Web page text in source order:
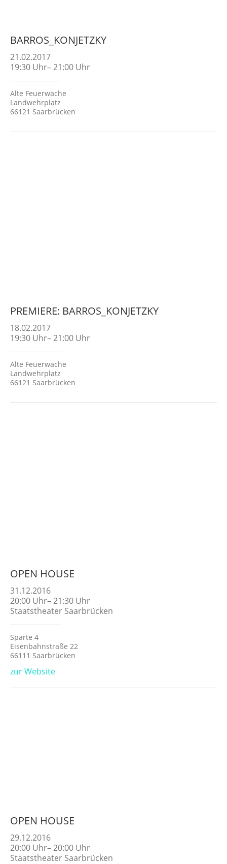
BARROS_KONJETZKY
21.02.2017
19:30 Uhr–21:00 Uhr
Alte Feuerwache
Landwehrplatz
66121 Saarbrücken
PREMIERE: BARROS_KONJETZKY
18.02.2017
19:30 Uhr–21:00 Uhr
Alte Feuerwache
Landwehrplatz
66121 Saarbrücken
OPEN HOUSE
31.12.2016
20:00 Uhr–21:30 Uhr
Staatstheater Saarbrücken
Sparte 4
Eisenbahnstraße 22
66111 Saarbrücken
zur Website
OPEN HOUSE
29.12.2016
20:00 Uhr–20:00 Uhr
Staatstheater Saarbrücken